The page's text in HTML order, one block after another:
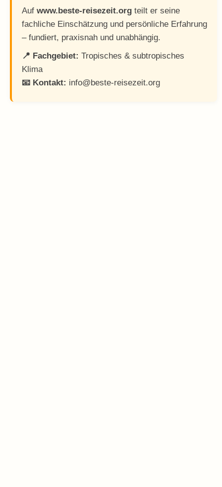
Auf www.beste-reisezeit.org teilt er seine
fachliche Einschätzung und persönliche Erfahrung
– fundiert, praxisnah und unabhängig.
📍 Fachgebiet: Tropisches & subtropisches
Klima
📧 Kontakt: info@beste-reisezeit.org